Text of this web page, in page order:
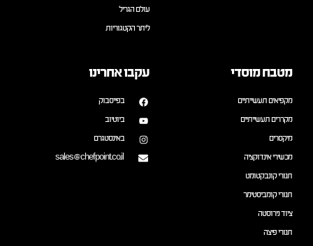
עולם הגריל
ליתר הקטגוריות
מטבח מוסדי
מקפיאים תעשייתיים
מקררים תעשייתיים
מיקסרים
מכשירי אינדוקציה
תנורי קונבקטומט
תנורי קומביסטימר
ציוד נירוסטה
תנורי פיצה
עקבו אחרינו
בפייסבוק
ביוטיוב
באינסטגרם
sales@chefpoint.co.il